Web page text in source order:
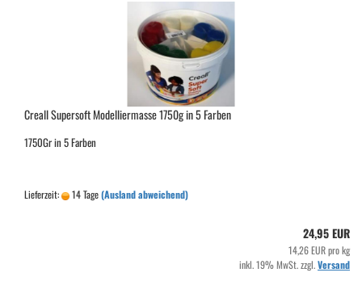
Creall Supersoft Modelliermasse 1750g in 5 Farben
1750Gr in 5 Farben
Lieferzeit: 14 Tage(Ausland abweichend)
24,95 EUR
14,26 EUR pro kg
inkl. 19% MwSt. zzgl.Versand